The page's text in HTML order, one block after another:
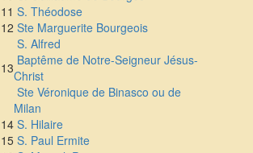
11 S. Théodose
12 Ste Marguerite Bourgeois
S. Alfred
13 Baptême de Notre-Seigneur Jésus-
Christ
Ste Véronique de Binasco ou de
Milan
14 S. Hilaire
15 S. Paul Ermite